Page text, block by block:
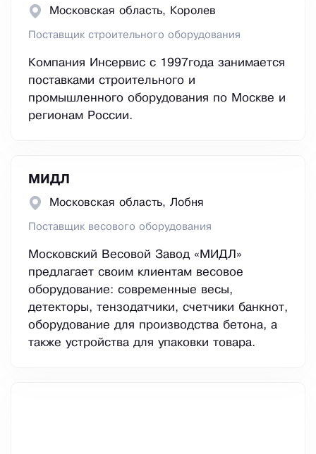
Московская область, Королев
Поставщик строительного оборудования
Компания Инсервис с 1997года занимается
поставками строительного и
промышленного оборудования по Москве и
регионам России.
МИДЛ
Московская область, Лобня
Поставщик весового оборудования
Московский Весовой Завод «МИДЛ»
предлагает своим клиентам весовое
оборудование: современные весы,
детекторы, тензодатчики, счетчики банкнот,
оборудование для производства бетона, а
также устройства для упаковки товара.